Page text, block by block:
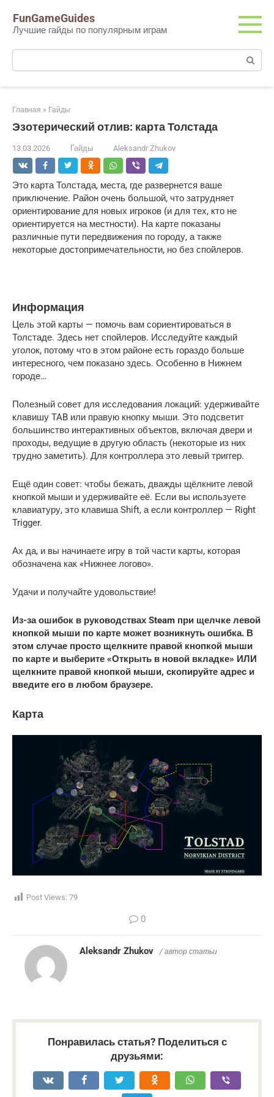
контенту
FunGameGuides
Лучшие гайды по популярным играм
Поиск:
Главная » Гайды
Эзотерический отлив: карта Толстада
13.03.2026 Гайды Aleksandr Zhukov
Это карта Толстада, места, где развернется ваше
приключение. Район очень большой, что затрудняет
ориентирование для новых игроков (и для тех, кто не
ориентируется на местности). На карте показаны
различные пути передвижения по городу, а также
некоторые достопримечательности, но без спойлеров.
Информация
Цель этой карты — помочь вам сориентироваться в
Толстаде. Здесь нет спойлеров. Исследуйте каждый
уголок, потому что в этом районе есть гораздо больше
интересного, чем показано здесь. Особенно в Нижнем
городе…
Полезный совет для исследования локаций: удерживайте
клавишу TAB или правую кнопку мыши. Это подсветит
большинство интерактивных объектов, включая двери и
проходы, ведущие в другую область (некоторые из них
трудно заметить). Для контроллера это левый триггер.
Ещё один совет: чтобы бежать, дважды щёлкните левой
кнопкой мыши и удерживайте её. Если вы используете
клавиатуру, это клавиша Shift, а если контроллер — Right
Trigger.
Ах да, и вы начинаете игру в той части карты, которая
обозначена как «Нижнее логово».
Удачи и получайте удовольствие!
Из-за ошибок в руководствах Steam при щелчке левой
кнопкой мыши по карте может возникнуть ошибка. В
этом случае просто щелкните правой кнопкой мыши
по карте и выберите «Открыть в новой вкладке» ИЛИ
щелкните правой кнопкой мыши, скопируйте адрес и
введите его в любом браузере.
Карта
Post Views: 79
0
Aleksandr Zhukov / автор статьи
Понравилась статья? Поделиться с
друзьями: